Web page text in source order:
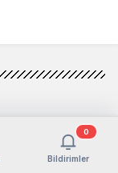
Bildirimler
0